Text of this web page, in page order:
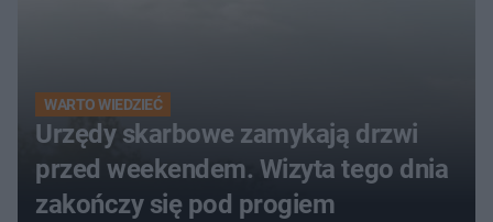
WARTO WIEDZIEĆ
Urzędy skarbowe zamykają drzwi
przed weekendem. Wizyta tego dnia
zakończy się pod progiem